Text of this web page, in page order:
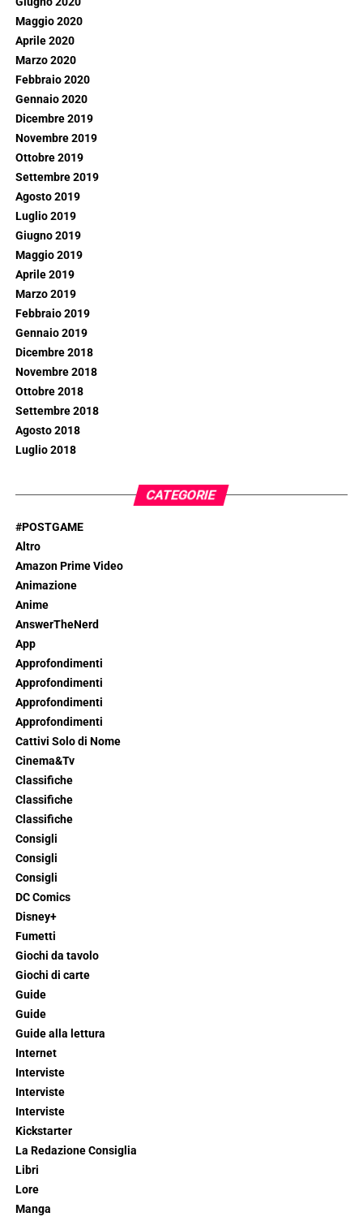
Maggio 2020
Aprile 2020
Marzo 2020
Febbraio 2020
Gennaio 2020
Dicembre 2019
Novembre 2019
Ottobre 2019
Settembre 2019
Agosto 2019
Luglio 2019
Giugno 2019
Maggio 2019
Aprile 2019
Marzo 2019
Febbraio 2019
Gennaio 2019
Dicembre 2018
Novembre 2018
Ottobre 2018
Settembre 2018
Agosto 2018
Luglio 2018
CATEGORIE
#POSTGAME
Altro
Amazon Prime Video
Animazione
Anime
AnswerTheNerd
App
Approfondimenti
Approfondimenti
Approfondimenti
Approfondimenti
Cattivi Solo di Nome
Cinema&Tv
Classifiche
Classifiche
Classifiche
Consigli
Consigli
Consigli
DC Comics
Disney+
Fumetti
Giochi da tavolo
Giochi di carte
Guide
Guide
Guide alla lettura
Internet
Interviste
Interviste
Interviste
Kickstarter
La Redazione Consiglia
Libri
Lore
Manga